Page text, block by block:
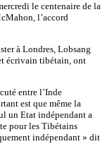
le centenaire de la
l’accord
à Londres, Lobsang
écrivain tibétain, ont
entre l’Inde
est que même la
un Etat indépendant a
pour les Tibétains
indépendant » dit